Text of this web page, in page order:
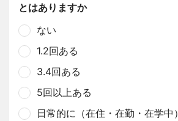
とはありますか
ない
1.2回ある
3.4回ある
5回以上ある
日常的に（在住・在勤・在学中）